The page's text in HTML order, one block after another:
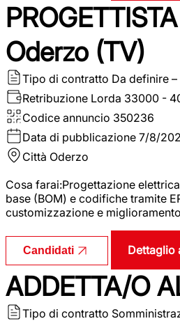
Oderzo (TV)
Tipo di contratto Da definire
Retribuzione Lorda 33000 -
Codice annuncio 350236
Data di pubblicazione 7/8/
Città Oderzo
Cosa farai:Progettazione
base (BOM) e codifiche tramite
customizzazione e
Candidati Dettaglio
ADDETTA/O
Tipo di contratto